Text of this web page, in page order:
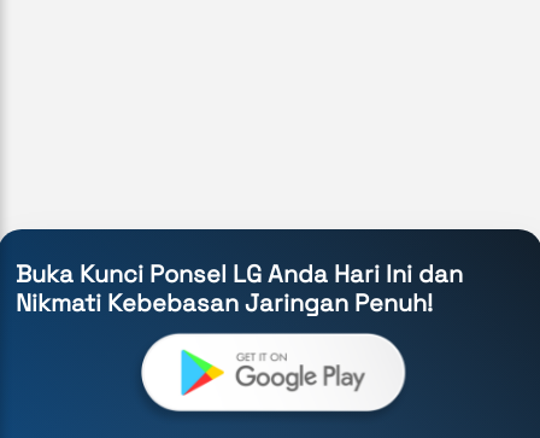
Buka Kunci Ponsel LG Anda Hari Ini dan
Nikmati Kebebasan Jaringan Penuh!